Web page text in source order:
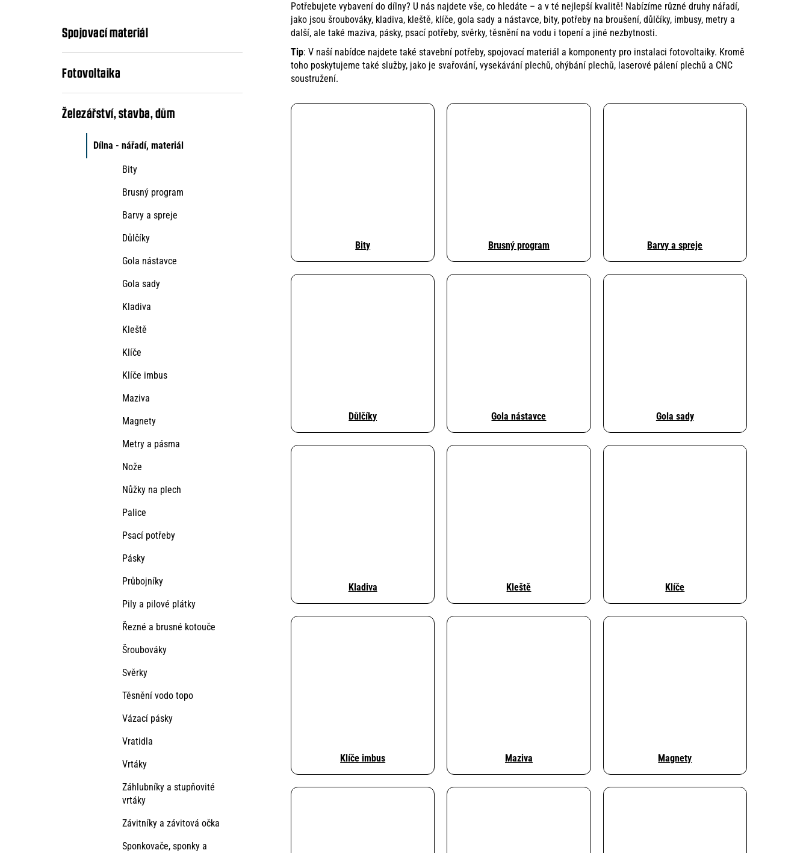
Spojovací materiál
Fotovoltaika
Železářství, stavba, dům
Dílna - nářadí, materiál
Bity
Brusný program
Barvy a spreje
Důlčíky
Gola nástavce
Gola sady
Kladiva
Kleště
Klíče
Klíče imbus
Maziva
Magnety
Metry a pásma
Nože
Nůžky na plech
Palice
Psací potřeby
Pásky
Průbojníky
Pily a pilové plátky
Řezné a brusné kotouče
Šroubováky
Svěrky
Těsnění vodo topo
Vázací pásky
Vratidla
Vrtáky
Záhlubníky a stupňovité
vrtáky
Závitníky a závitová očka
Sponkovače, sponky a
Potřebujete vybavení do dílny? U nás najdete vše, co hledáte – a v té nejlepší kvalitě! Nabízíme různé druhy nářadí,
jako jsou šroubováky, kladiva, kleště, klíče, gola sady a nástavce, bity, potřeby na broušení, důlčíky, imbusy, metry a
další, ale také maziva, pásky, psací potřeby, svěrky, těsnění na vodu i topení a jiné nezbytnosti.
Tip: V naší nabídce najdete také stavební potřeby, spojovací materiál a komponenty pro instalaci fotovoltaiky. Kromě
toho poskytujeme také služby, jako je svařování, vysekávání plechů, ohýbání plechů, laserové pálení plechů a CNC
soustružení.
Bity Brusný program Barvy a spreje
Důlčíky Gola nástavce Gola sady
Kladiva Kleště Klíče
Klíče imbus Maziva Magnety